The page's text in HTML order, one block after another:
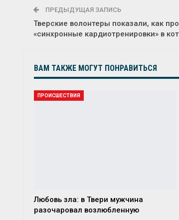
ПРЕДЫДУЩАЯ ЗАПИСЬ
Тверские волонтеры показали, как
«синхронные кардиотренировки» в
ВАМ ТАКЖЕ МОГУТ ПОНРАВИТЬСЯ
ПРОИСШЕСТВИЯ
Любовь зла: в Твери мужчина
разочаровал возлюбленную